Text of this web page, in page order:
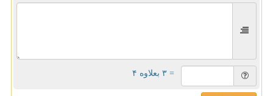
= ۳ بعلاوه ۴